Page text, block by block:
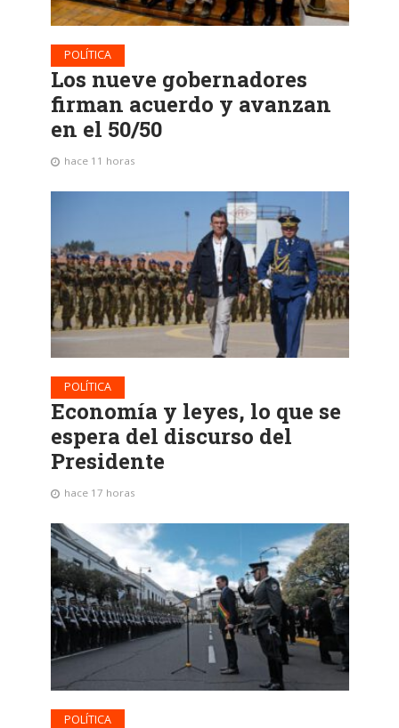
POLÍTICA
Los nueve gobernadores
firman acuerdo y avanzan
en el 50/50
hace 11 horas
POLÍTICA
Economía y leyes, lo que se
espera del discurso del
Presidente
hace 17 horas
POLÍTICA